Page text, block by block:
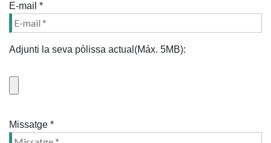
E-mail *
Adjunti la seva pòlissa actual(Máx. 5MB):
Missatge *